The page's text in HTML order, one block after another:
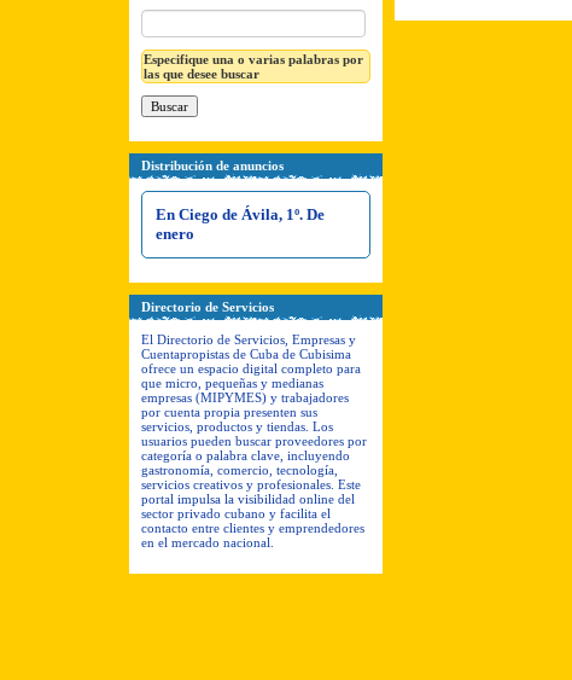
Especifique una o varias palabras por
las que desee buscar
Distribución de anuncios
En Ciego de Ávila, 1º. De
enero
Directorio de Servicios
El Directorio de Servicios, Empresas y
Cuentapropistas de Cuba de Cubisima
ofrece un espacio digital completo para
que micro, pequeñas y medianas
empresas (MIPYMES) y trabajadores
por cuenta propia presenten sus
servicios, productos y tiendas. Los
usuarios pueden buscar proveedores por
categoría o palabra clave, incluyendo
gastronomía, comercio, tecnología,
servicios creativos y profesionales. Este
portal impulsa la visibilidad online del
sector privado cubano y facilita el
contacto entre clientes y emprendedores
en el mercado nacional.